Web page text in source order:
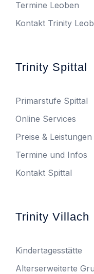
Termine Leoben
Kontakt Trinity
Trinity Spittal
Primarstufe Spittal
Online Services
Preise & Leistungen
Termine und Infos
Kontakt Spittal
Trinity Villach
Kindertagesstätte
Alterserweiterte